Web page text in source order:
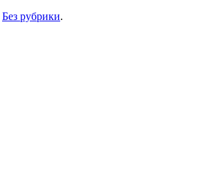
Без рубрики.